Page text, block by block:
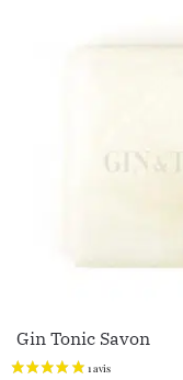
Gin Tonic Savon